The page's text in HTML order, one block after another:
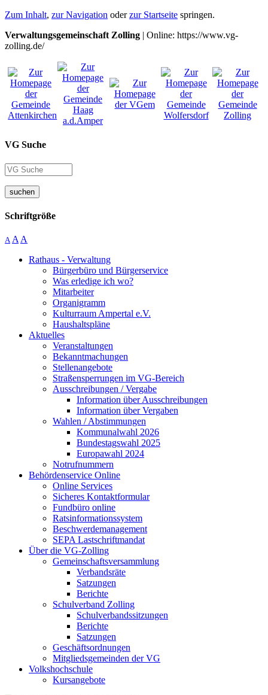
Zum Inhalt, zur Navigation oderzur Startseite springen.
Verwaltungsgemeinschaft Zolling | Online: https://www.vg-
zolling.de/
VG Suche
suchen
Schriftgröße
A A A
Rathaus - Verwaltung
Bürgerbüro und Bürgerservice
Was erledige ich wo?
Mitarbeiter
Organigramm
Kulturraum Ampertal e.V.
Haushaltspläne
Aktuelles
Veranstaltungen
Bekanntmachungen
Stellenangebote
Straßensperrungen im VG-Bereich
Ausschreibungen / Vergabe
Information über Ausschreibungen
Information über Vergaben
Wahlen / Abstimmungen
Kommunalwahl 2026
Bundestagswahl 2025
Europawahl 2024
Notrufnummern
Behördenservice Online
Online Services
Sicheres Kontaktformular
Fundbüro online
Ratsinformationssystem
Beschwerdemanagement
SEPA Lastschriftmandat
Über die VG-Zolling
Gemeinschaftsversammlung
Verbandsräte
Satzungen
Berichte
Schulverband Zolling
Schulverbandssitzungen
Berichte
Satzungen
Geschäftsordnungen
Mitgliedsgemeinden der VG
Volkshochschule
Kursangebote